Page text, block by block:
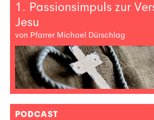
1. Passionsimpuls zur
Jesu
von Pfarrer Michael Dürschlag
PODCAST